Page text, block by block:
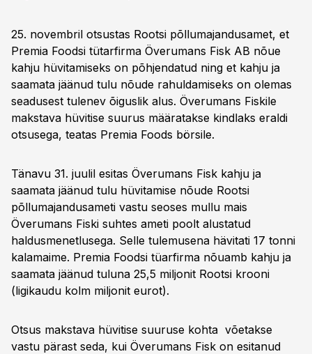
25. novembril otsustas Rootsi põllumajandusamet, et
Premia Foodsi tütarfirma Överumans Fisk AB nõue
kahju hüvitamiseks on põhjendatud ning et kahju ja
saamata jäänud tulu nõude rahuldamiseks on olemas
seadusest tulenev õiguslik alus. Överumans Fiskile
makstava hüvitise suurus määratakse kindlaks eraldi
otsusega, teatas Premia Foods börsile.
Tänavu 31. juulil esitas Överumans Fisk kahju ja
saamata jäänud tulu hüvitamise nõude Rootsi
põllumajandusameti vastu seoses mullu mais
Överumans Fiski suhtes ameti poolt alustatud
haldusmenetlusega. Selle tulemusena hävitati 17 tonni
kalamaime. Premia Foodsi tüarfirma nõuamb kahju ja
saamata jäänud tuluna 25,5 miljonit Rootsi krooni
(ligikaudu kolm miljonit eurot).
Otsus makstava hüvitise suuruse kohta võetakse
vastu pärast seda, kui Överumans Fisk on esitanud